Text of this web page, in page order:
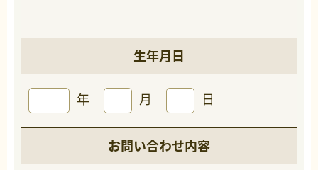
生年月日
年 月 日
お問い合わせ内容